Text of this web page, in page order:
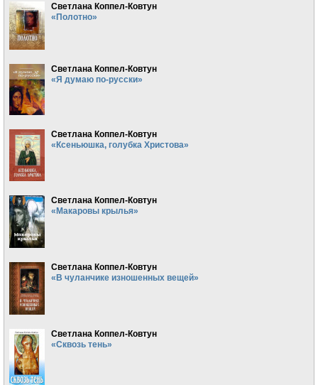
Светлана Коппел-Ковтун
«Полотно»
Светлана Коппел-Ковтун
«Я думаю по-русски»
Светлана Коппел-Ковтун
«Ксеньюшка, голубка Христова»
Светлана Коппел-Ковтун
«Макаровы крылья»
Светлана Коппел-Ковтун
«В чуланчике изношенных вещей»
Светлана Коппел-Ковтун
«Сквозь тень»